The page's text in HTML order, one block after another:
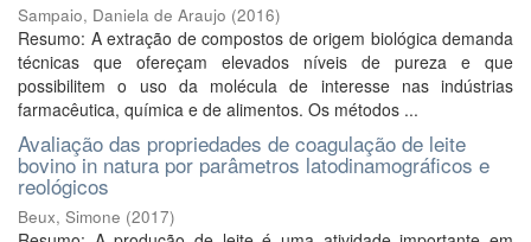
Sampaio, Daniela de Araujo (2016)
Resumo: A extração de compostos de origem biológica demanda
técnicas que ofereçam elevados níveis de pureza e que
possibilitem o uso da molécula de interesse nas indústrias
farmacêutica, química e de alimentos. Os métodos ...
Avaliação das propriedades de coagulação de leite
bovino in natura por parâmetros latodinamográficos e
reológicos
Beux, Simone (2017)